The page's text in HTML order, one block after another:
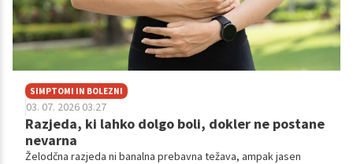
SIMPTOMI IN BOLEZNI
03. 07. 2026 03.27
Razjeda, ki lahko dolgo boli, dokler ne postane
nevarna
Želodčna razjeda ni banalna prebavna težava, ampak jasen